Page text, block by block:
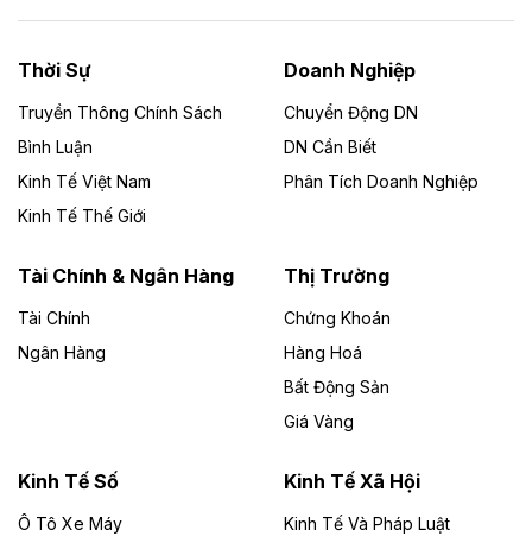
Dự án Nhà máy xử lý rác và phát điện Bắc Giang do
Công ty TNHH Năng lượng môi trường Bắc Giang làm
Theo vietnamfinance.vn
Đức Long Gia Lai mở rộng ‘hệ sinh thái’
Lai
Bốn doanh nghiệp có sự góp vốn của Công ty Cổ
phần Tập đoàn Đức Long Gia Lai (HoSE: DLG) được
Gia Lai với tổng vốn hơn 4.750 tỷ đồng.
Đồng Nai cho thuê gần 59 ha đất làm khu
công nghiệp ở Long Thành
Thời Sự
Truyền Thông Chính Sách
Bình Luận
Kinh Tế Việt Nam
Kinh Tế Thế Giới
Doanh Nghiệp
Chuyển Động DN
DN Cần Biết
Phân Tích Doanh Nghiệp
Tài Chính & Ngân Hàng
Tài Chính
Ngân Hàng
Thị Trường
Chứng Khoán
Hàng Hoá
Bất Động Sản
Giá Vàng
Kinh Tế Số
Ô Tô Xe Máy
Kinh Tế Xã Hội
Kinh Tế Và Pháp Luật